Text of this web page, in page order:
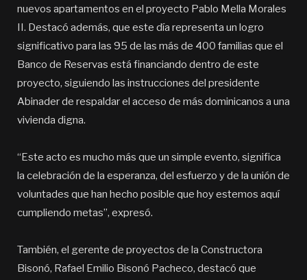
nuevos apartamentos en el proyecto Pablo Mella Morales
II. Destacó además, que este día representa un logro
significativo para las 95 de las más de 400 familias que el
Banco de Reservas está financiando dentro de este
proyecto, siguiendo las instrucciones del presidente
Abinader de respaldar el acceso de más dominicanos a una
vivienda digna.
“Este acto es mucho más que un simple evento, significa
la celebración de la esperanza, del esfuerzo y de la unión de
voluntades que han hecho posible que hoy estemos aquí
cumpliendo metas”, expresó.
También, el gerente de proyectos de la Constructora
Bisonó, Rafael Emilio Bisonó Pacheco, destacó que